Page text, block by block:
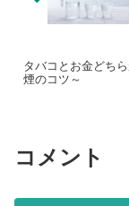
タバコとお金どち
煙のコツ～
コメント